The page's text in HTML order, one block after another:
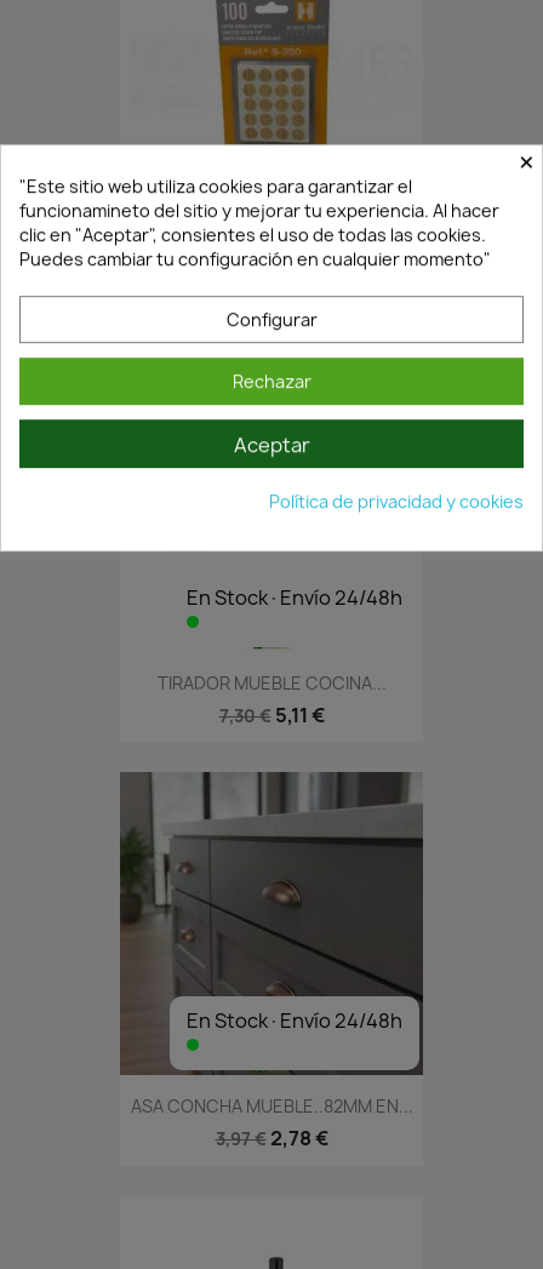
En Stock·Envío 24/48h
TAPA ADHESIVA PARA MUEBLES...
2,27 €1,59 €
En Stock·Envío 24/48h
TIRADOR MUEBLE COCINA...
7,30 € 5,11 €
En Stock·Envío 24/48h
ASA CONCHA MUEBLE..82MM EN...
3,97 € 2,78 €
×
"Este sitio web utiliza cookies para garantizar el
funcionamineto del sitio y mejorar tu experiencia. Al hacer
clic en "Aceptar", consientes el uso de todas las cookies.
Puedes cambiar tu configuración en cualquier momento"
Configurar
Rechazar
Aceptar
Política de privacidad y cookies